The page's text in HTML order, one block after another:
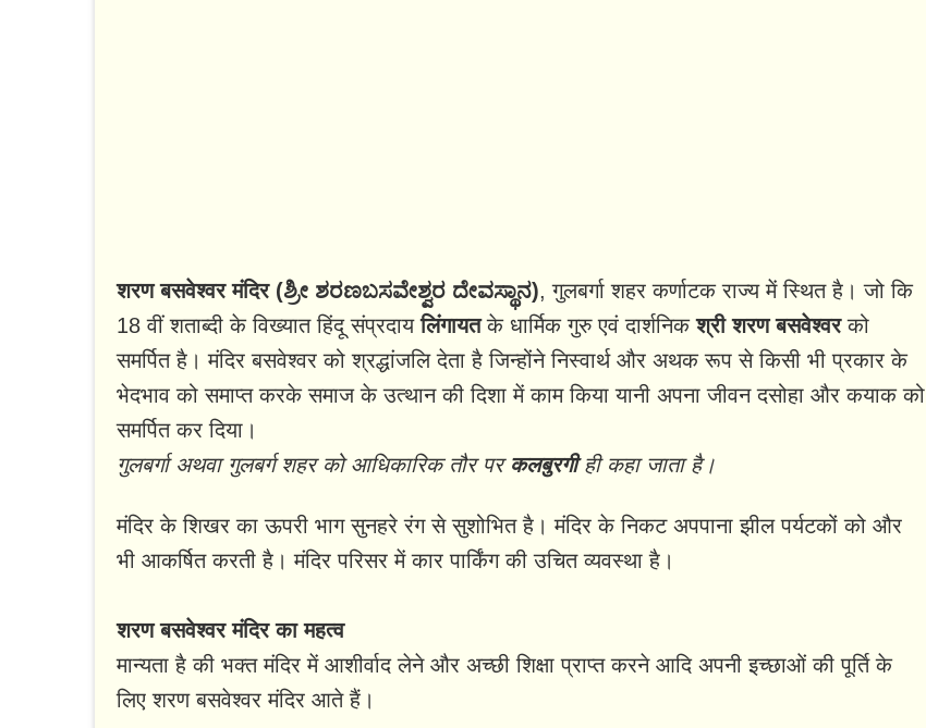
शरण बसवेश्वर मंदिर (ಶ್ರೀ ಶರಣಬಸವೇಶ್ವರ ದೇವಸ್ಥಾನ), गुलबर्गा शहर कर्णाटक राज्य में स्थित है। जो कि
18 वीं शताब्दी के विख्यात हिंदू संप्रदायलिंगायतके धार्मिक गुरु एवं दार्शनिकश्री शरण बसवेश्वरको
समर्पित है। मंदिर बसवेश्वर को श्रद्धांजलि देता है जिन्होंने निस्वार्थ और अथक रूप से किसी भी प्रकार के
भेदभाव को समाप्त करके समाज के उत्थान की दिशा में काम किया यानी अपना जीवन दसोहा और कयाक को
समर्पित कर दिया।
गुलबर्गा अथवा गुलबर्ग शहर को आधिकारिक तौर पर कलबुरगीही कहा जाता है।
मंदिर के शिखर का ऊपरी भाग सुनहरे रंग से सुशोभित है। मंदिर के निकट अपपाना झील पर्यटकों को और
भी आकर्षित करती है। मंदिर परिसर में कार पार्किंग की उचित व्यवस्था है।
शरण बसवेश्वर मंदिर का महत्व
मान्यता है की भक्त मंदिर में आशीर्वाद लेने और अच्छी शिक्षा प्राप्त करने आदि अपनी इच्छाओं की पूर्ति के
लिए शरण बसवेश्वर मंदिर आते हैं।